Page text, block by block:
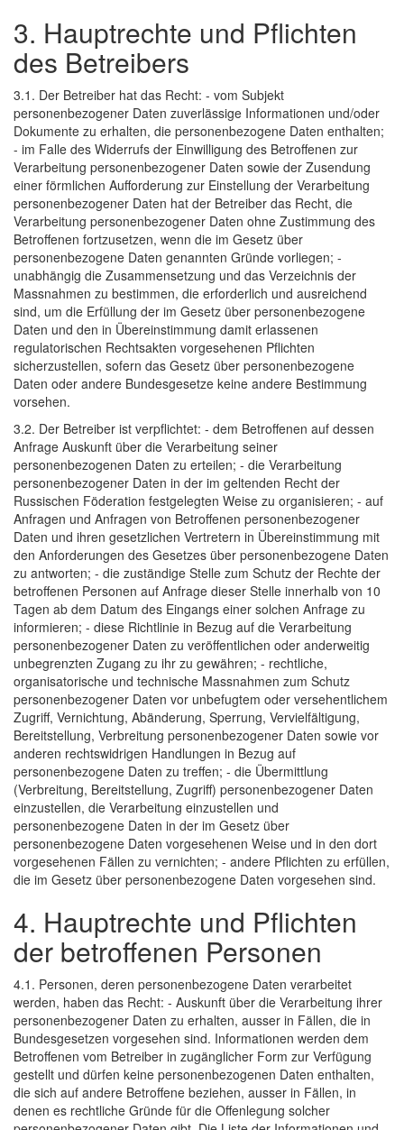
3. Hauptrechte und Pflichten
des Betreibers
3.1. Der Betreiber hat das Recht: - vom Subjekt
personenbezogener Daten zuverlässige Informationen und/oder
Dokumente zu erhalten, die personenbezogene Daten enthalten;
- im Falle des Widerrufs der Einwilligung des Betroffenen zur
Verarbeitung personenbezogener Daten sowie der Zusendung
einer förmlichen Aufforderung zur Einstellung der Verarbeitung
personenbezogener Daten hat der Betreiber das Recht, die
Verarbeitung personenbezogener Daten ohne Zustimmung des
Betroffenen fortzusetzen, wenn die im Gesetz über
personenbezogene Daten genannten Gründe vorliegen; -
unabhängig die Zusammensetzung und das Verzeichnis der
Massnahmen zu bestimmen, die erforderlich und ausreichend
sind, um die Erfüllung der im Gesetz über personenbezogene
Daten und den in Übereinstimmung damit erlassenen
regulatorischen Rechtsakten vorgesehenen Pflichten
sicherzustellen, sofern das Gesetz über personenbezogene
Daten oder andere Bundesgesetze keine andere Bestimmung
vorsehen.
3.2. Der Betreiber ist verpflichtet: - dem Betroffenen auf dessen
Anfrage Auskunft über die Verarbeitung seiner
personenbezogenen Daten zu erteilen; - die Verarbeitung
personenbezogener Daten in der im geltenden Recht der
Russischen Föderation festgelegten Weise zu organisieren; - auf
Anfragen und Anfragen von Betroffenen personenbezogener
Daten und ihren gesetzlichen Vertretern in Übereinstimmung mit
den Anforderungen des Gesetzes über personenbezogene Daten
zu antworten; - die zuständige Stelle zum Schutz der Rechte der
betroffenen Personen auf Anfrage dieser Stelle innerhalb von 10
Tagen ab dem Datum des Eingangs einer solchen Anfrage zu
informieren; - diese Richtlinie in Bezug auf die Verarbeitung
personenbezogener Daten zu veröffentlichen oder anderweitig
unbegrenzten Zugang zu ihr zu gewähren; - rechtliche,
organisatorische und technische Massnahmen zum Schutz
personenbezogener Daten vor unbefugtem oder versehentlichem
Zugriff, Vernichtung, Abänderung, Sperrung, Vervielfältigung,
Bereitstellung, Verbreitung personenbezogener Daten sowie vor
anderen rechtswidrigen Handlungen in Bezug auf
personenbezogene Daten zu treffen; - die Übermittlung
(Verbreitung, Bereitstellung, Zugriff) personenbezogener Daten
einzustellen, die Verarbeitung einzustellen und
personenbezogene Daten in der im Gesetz über
personenbezogene Daten vorgesehenen Weise und in den dort
vorgesehenen Fällen zu vernichten; - andere Pflichten zu erfüllen,
die im Gesetz über personenbezogene Daten vorgesehen sind.
4. Hauptrechte und Pflichten
der betroffenen Personen
4.1. Personen, deren personenbezogene Daten verarbeitet
werden, haben das Recht: - Auskunft über die Verarbeitung ihrer
personenbezogener Daten zu erhalten, ausser in Fällen, die in
Bundesgesetzen vorgesehen sind. Informationen werden dem
Betroffenen vom Betreiber in zugänglicher Form zur Verfügung
gestellt und dürfen keine personenbezogenen Daten enthalten,
die sich auf andere Betroffene beziehen, ausser in Fällen, in
denen es rechtliche Gründe für die Offenlegung solcher